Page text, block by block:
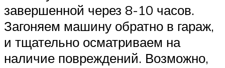
завершенной через 8-10 часов.
Загоняем машину обратно в гараж,
и тщательно осматриваем на
наличие повреждений. Возможно,